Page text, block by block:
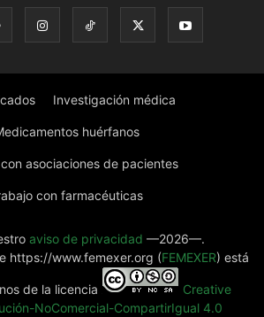
Investigación médica
huérfanos
asociaciones de pacientes
con farmacéuticas
aviso de privacidad —2026—.
https://www.femexer.org (FEMEXER) está
de la licencia
Creative
NoComercial-CompartirIgual 4.0